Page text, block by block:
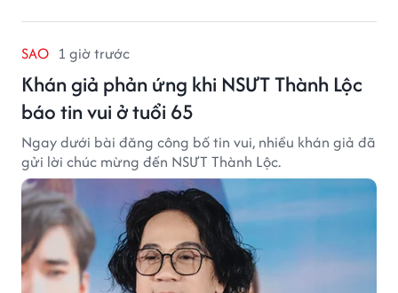
SAO 1 giờ trước
Khán giả phản ứng khi NSƯT Thành Lộc
báo tin vui ở tuổi 65
Ngay dưới bài đăng công bố tin vui, nhiều khán giả đã
gửi lời chúc mừng đến NSƯT Thành Lộc.